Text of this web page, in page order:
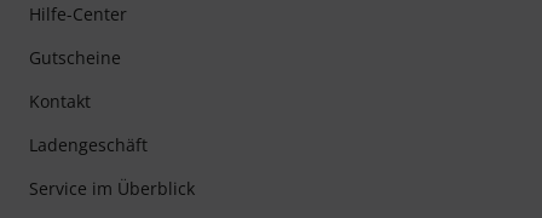
Hilfe-Center
Gutscheine
Kontakt
Ladengeschäft
Service im Überblick